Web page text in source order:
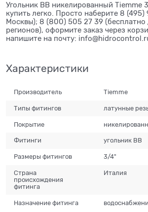
Угольник ВВ никелированный Tiemme
купить легко. Просто наберите 8 (495)
Москвы); 8 (800) 505 27 39 (бесплатно
регионов), оформите заказ через
напишите на почту:
Характеристики
Производитель Tiemme
Типы фитингов латунные
Покрытие
Фитинги угольник ВВ
Размеры фитингов 3/4"
Страна
происхождения
фитинга
Италия
Назначение фитинга